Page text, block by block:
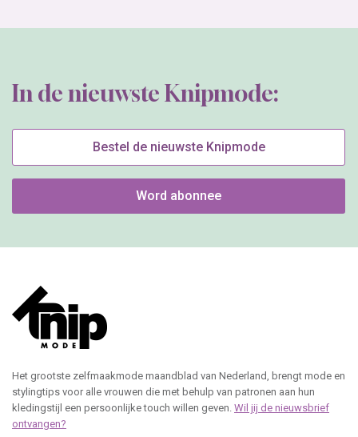
In de nieuwste Knipmode:
Bestel de nieuwste Knipmode
Word abonnee
Het grootste zelfmaakmode maandblad van Nederland, brengt mode en
stylingtips voor alle vrouwen die met behulp van patronen aan hun
kledingstijl een persoonlijke touch willen geven. Wil jij de nieuwsbrief
ontvangen?